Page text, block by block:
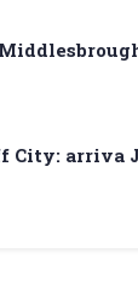
City: arriva